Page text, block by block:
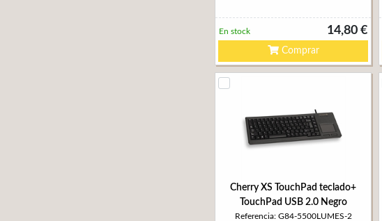
14,80 €
En stock
Comprar
Cherry XS TouchPad teclado+
TouchPad USB 2.0 Negro
Referencia: G84-5500LUMES-2